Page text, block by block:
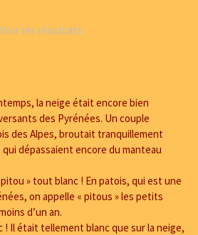
Voir les résultats
la neige était encore bien
des Pyrénées. Un couple
des Alpes, broutait tranquillement
dépassaient encore du manteau
» tout blanc ! En patois, qui est une
on appelle « pitous » les petits
d’un an.
Il était tellement blanc que sur la neige,